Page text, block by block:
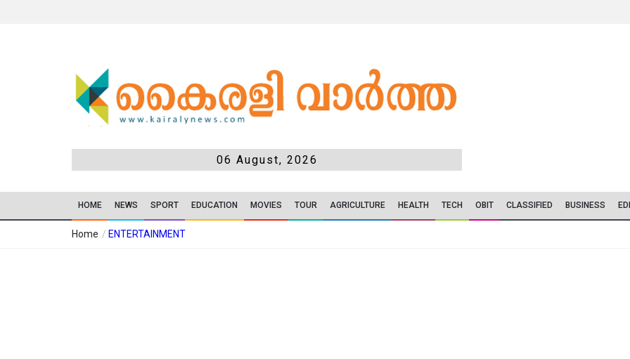
06 August, 2026
HOME NEWS SPORT EDUCATION MOVIES TOUR AGRICULTURE HEALTH TECH OBIT CLASSIFIED BUSINESS
Home / ENTERTAINMENT